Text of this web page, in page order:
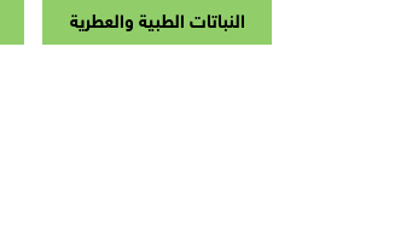
النباتات الطبية والعطرية